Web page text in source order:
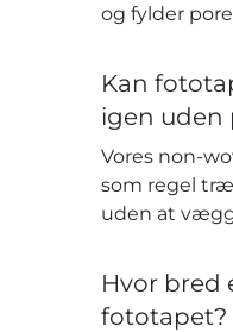
og fylder
Kan
igen uden
Vores non-
som regel
uden at
Hvor bred
fototapet?